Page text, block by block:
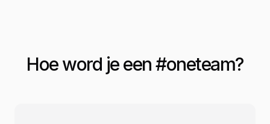
Hoe word je een #oneteam?